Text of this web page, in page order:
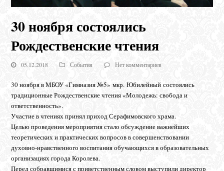
30 ноября состоялись
Рождественские чтения
05.12.2018 События Нет комментариев
30 ноября в МБОУ «Гимназия №5» мкр. Юбилейный состоялись
традиционные Рождественские чтения «Молодежь: свобода и
ответственность».
Участие в чтениях принял приход Серафимовского храма.
Целью проведения мероприятия стало обсуждение важнейших
теоретических и практических вопросов в совершенствовании
духовно-нравственного воспитания обучающихся в образовательных
организациях города Королева.
Перед собравшимися с приветственным словом выступили директор